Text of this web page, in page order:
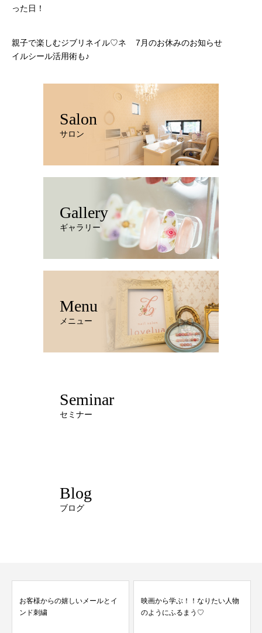
った日！
親子で楽しむジブリネイル♡ネ
イルシール活用術も♪
7月のお休みのお知らせ
Salon
サロン
Gallery
ギャラリー
Menu
メニュー
Seminar
セミナー
Blog
ブログ
お客様からの嬉しいメールとイ
ンド刺繍
映画から学ぶ！！なりたい人物
のようにふるまう♡